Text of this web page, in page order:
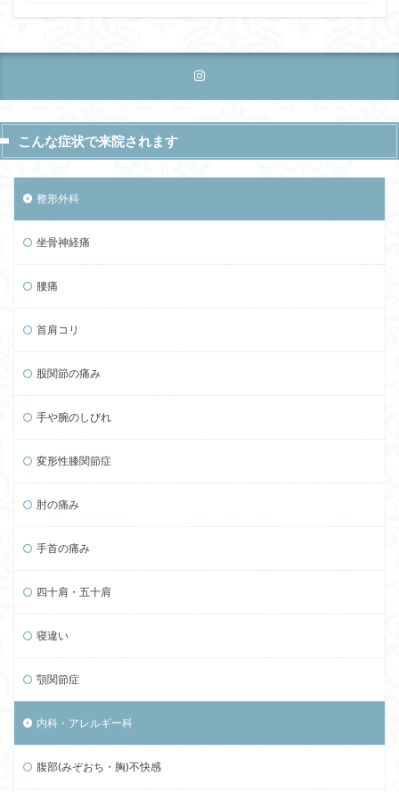
こんな症状で来院されます
整形外科
坐骨神経痛
腰痛
首肩コリ
股関節の痛み
手や腕のしびれ
変形性膝関節症
肘の痛み
手首の痛み
四十肩・五十肩
寝違い
顎関節症
内科・アレルギー科
腹部(みぞおち・胸)不快感